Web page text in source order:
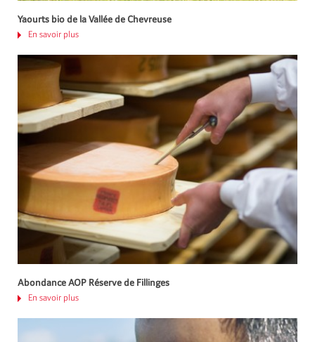
Yaourts bio de la Vallée de Chevreuse
En savoir plus
Abondance AOP Réserve de Fillinges
En savoir plus